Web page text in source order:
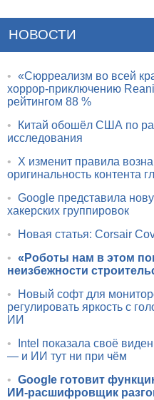
НОВОСТИ
• «Сюрреализм во всей
хоррор-приключению
рейтингом 88 %
•
Китай обошёл США по
исследования
•
X изменит правила
оригинальность контента
• Google представила
хакерских группировок
•
Новая статья: Corsair
• «Роботы нам в этом
неизбежности
•
Новый софт для
регулировать яркость с
ИИ
•
Intel показала своё
— и ИИ тут ни при чём
• Google готовит
ИИ-расшифровщик